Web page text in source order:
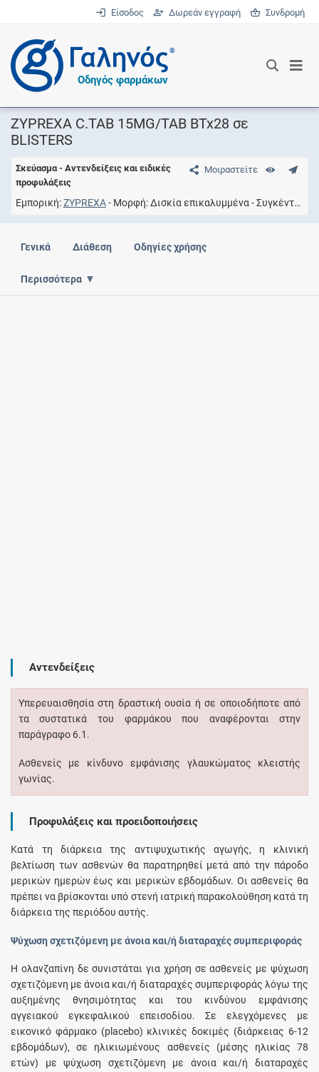
Είσοδος Δωρεάν εγγραφή Συνδρομή
®
Οδηγός φαρμάκων
ZYPREXA C.TAB 15MG/TAB BTx28 σε
BLISTERS
Μοιραστείτε
Σκεύασμα - Αντενδείξεις και ειδικές
προφυλάξεις
Εμπορική ZYPREXA Μορφή Δισκία επικαλυμμένα Συγκέντρωση
Γενικά Διάθεση Οδηγίες χρήσης
Περισσότερα
Αντενδείξεις
Υπερευαισθησία στη δραστική ουσία ή σε οποιοδήποτε από
τα συστατικά του φαρμάκου που αναφέρονται στην
παράγραφο 6.1.
Ασθενείς με κίνδυνο εμφάνισης γλαυκώματος κλειστής
γωνίας.
Προφυλάξεις και προειδοποιήσεις
Κατά τη διάρκεια της αντιψυχωτικής αγωγής, η κλινική
βελτίωση των ασθενών θα παρατηρηθεί μετά από την πάροδο
μερικών ημερών έως και μερικών εβδομάδων. Οι ασθενείς θα
πρέπει να βρίσκονται υπό στενή ιατρική παρακολούθηση κατά τη
διάρκεια της περιόδου αυτής.
Ψύχωση σχετιζόμενη με άνοια και/ή διαταραχές συμπεριφοράς
Η ολανζαπίνη δε συνιστάται για χρήση σε ασθενείς με ψύχωση
σχετιζόμενη με άνοια και/ή διαταραχές συμπεριφοράς λόγω της
αυξημένης θνησιμότητας και του κινδύνου εμφάνισης
αγγειακού εγκεφαλικού επεισοδίου. Σε ελεγχόμενες με
εικονικό φάρμακο (placebo) κλινικές δοκιμές (διάρκειας 6-12
εβδομάδων), σε ηλικιωμένους ασθενείς (μέσης ηλικίας 78
ετών) με ψύχωση σχετιζόμενη με άνοια και/ή διαταραχές